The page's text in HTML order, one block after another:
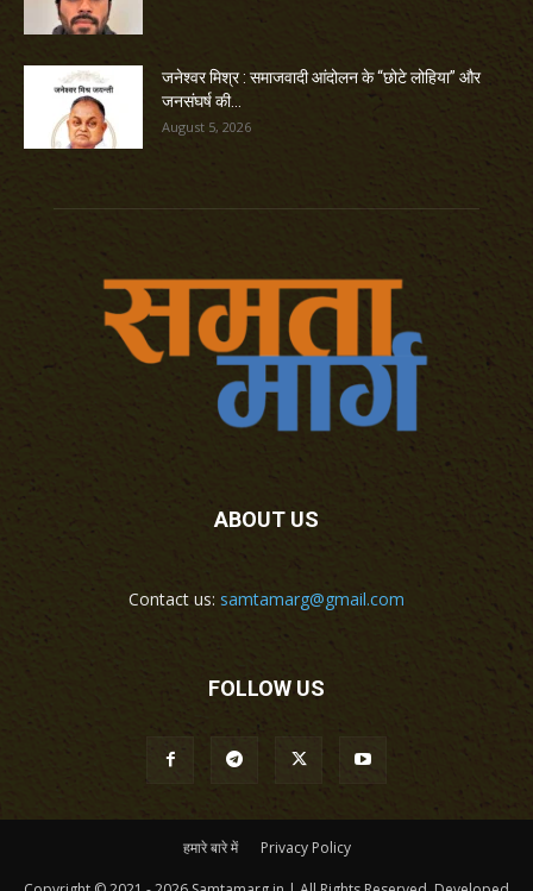
जनेश्वर मिश्र : समाजवादी आंदोलन के “छोटे लोहिया” और
जनसंघर्ष की...
August 5, 2026
ABOUT US
Contact us: samtamarg@gmail.com
FOLLOW US
हमारे बारे में Privacy Policy